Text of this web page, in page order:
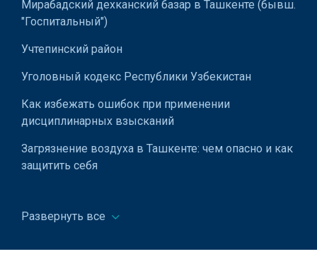
Производство мебели
Мирабадский дехканский базар в Ташкенте (бывш.
"Госпитальный")
Учтепинский район
Уголовный кодекс Республики Узбекистан
Как избежать ошибок при применении
дисциплинарных взысканий
Загрязнение воздуха в Ташкенте: чем опасно и как
защитить себя
делать
Развернуть все